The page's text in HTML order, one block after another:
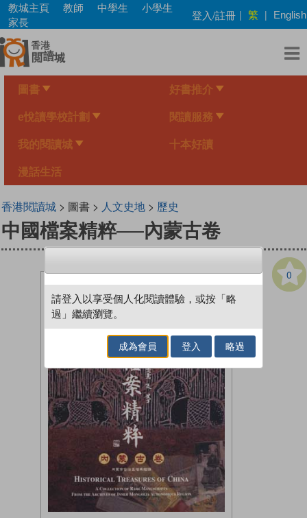
Skip
main
content
教城主頁 教師 中學生
小學生
家長
登入/註冊 | 繁 | English
圖書 好書推介
e悅讀學校計劃 閱讀服務
我的閱讀城 十本好讀
漫話生活
香港閱讀城> 圖書 > 人文史地> 歷史
中國檔案精粹──內蒙古卷
0
請登入以享受個人化閱讀體驗，或按「略
過」繼續瀏覽。
成為會員 登入 略過